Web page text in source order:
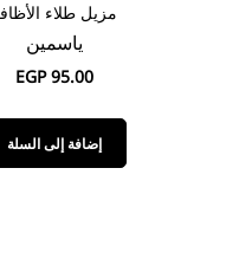
مزيل طلاء
ياسمين
EGP95.00
إضافة إلى السلة